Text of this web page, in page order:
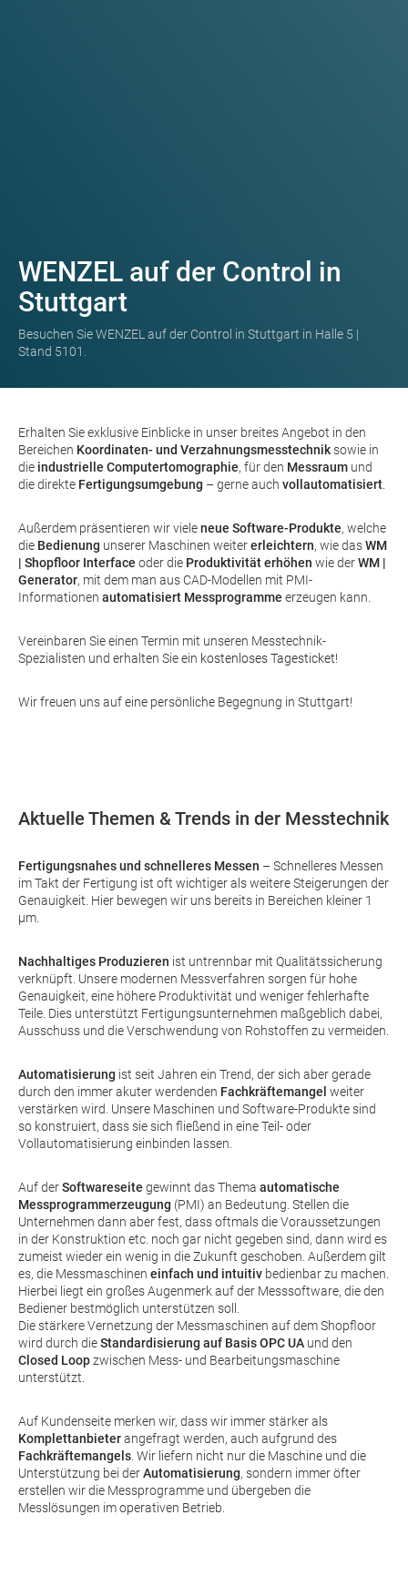
WENZEL auf der Control in
Stuttgart
Besuchen Sie WENZEL auf der Control in Stuttgart in Halle 5 |
Stand 5101.
Erhalten Sie exklusive Einblicke in unser breites Angebot in den
Bereichen Koordinaten- und Verzahnungsmesstechniksowie in
die industrielle Computertomographie, für den Messraum und
die direkte Fertigungsumgebung – gerne auch vollautomatisiert.
Außerdem präsentieren wir vieleneue Software-Produkte, welche
die Bedienung unserer Maschinen weitererleichtern, wie dasWM
| Shopfloor Interface oder die Produktivität erhöhen wie derWM |
Generator, mit dem man aus CAD-Modellen mit PMI-
Informationen automatisiert Messprogramme erzeugen kann.
Vereinbaren Sie einen Termin mit unseren Messtechnik-
Spezialisten und erhalten Sie ein kostenloses Tagesticket!
Wir freuen uns auf eine persönliche Begegnung in Stuttgart!
Aktuelle Themen & Trends in der Messtechnik
Fertigungsnahes und schnelleres Messen – Schnelleres Messen
im Takt der Fertigung ist oft wichtiger als weitere Steigerungen der
Genauigkeit. Hier bewegen wir uns bereits in Bereichen kleiner 1
µm.
Nachhaltiges Produzieren ist untrennbar mit Qualitätssicherung
verknüpft. Unsere modernen Messverfahren sorgen für hohe
Genauigkeit, eine höhere Produktivität und weniger fehlerhafte
Teile. Dies unterstützt Fertigungsunternehmen maßgeblich dabei,
Ausschuss und die Verschwendung von Rohstoffen zu vermeiden.
Automatisierung ist seit Jahren ein Trend, der sich aber gerade
durch den immer akuter werdenden Fachkräftemangel weiter
verstärken wird. Unsere Maschinen und Software-Produkte sind
so konstruiert, dass sie sich fließend in eine Teil- oder
Vollautomatisierung einbinden lassen.
Auf derSoftwareseite gewinnt das Thema automatische
Messprogrammerzeugung (PMI) an Bedeutung. Stellen die
Unternehmen dann aber fest, dass oftmals die Voraussetzungen
in der Konstruktion etc. noch gar nicht gegeben sind, dann wird es
zumeist wieder ein wenig in die Zukunft geschoben. Außerdem gilt
es, die Messmaschinen einfach und intuitiv bedienbar zu machen.
Hierbei liegt ein großes Augenmerk auf der Messsoftware, die den
Bediener bestmöglich unterstützen soll.
Die stärkere Vernetzung der Messmaschinen auf dem Shopfloor
wird durch dieStandardisierung auf BasisOPC UA und den
Closed Loopzwischen Mess- und Bearbeitungsmaschine
unterstützt.
Auf Kundenseite merken wir, dass wir immer stärker als
Komplettanbieterangefragt werden, auch aufgrund des
Fachkräftemangels. Wir liefern nicht nur die Maschine und die
Unterstützung bei derAutomatisierung, sondern immer öfter
erstellen wir die Messprogramme und übergeben die
Messlösungen im operativen Betrieb.